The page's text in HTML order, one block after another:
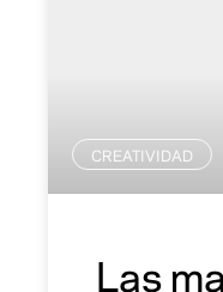
CREATIVIDAD
Las